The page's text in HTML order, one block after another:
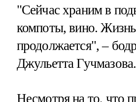
"Сейчас храним в
компоты, вино. Жизнь
продолжается", –
Джульетта Гучмазова.
Несмотря на то, что